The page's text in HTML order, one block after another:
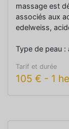
massage est
associés aux
edelweiss,
Type de peau :
Tarif et durée
105 € - 1